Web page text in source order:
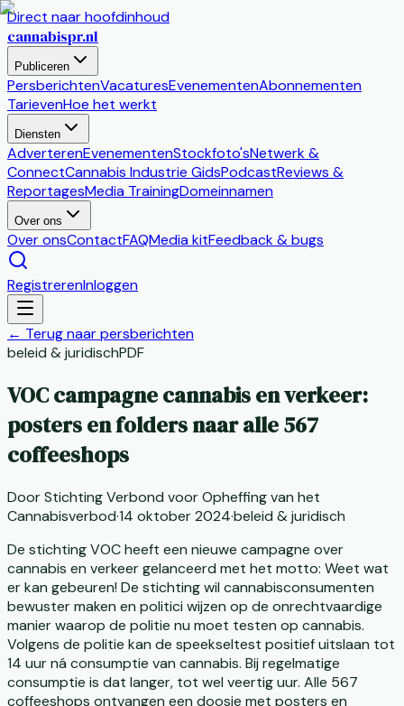
Direct naar hoofdinhoud
cannabispr.nl
Publiceren
PersberichtenVacaturesEvenementenAbonnementen
TarievenHoe het werkt
Diensten
AdverterenEvenementenStockfoto'sNetwerk &
ConnectCannabis Industrie GidsPodcastReviews &
ReportagesMedia TrainingDomeinnamen
Over ons
Over onsContactFAQMedia kitFeedback & bugs
RegistrerenInloggen
← Terug naar persberichten
beleid & juridischPDF
VOC campagne cannabis en verkeer:
posters en folders naar alle 567
coffeeshops
DoorStichting Verbond voor Opheffing van het
Cannabisverbod·14 oktober 2024·beleid & juridisch
De stichting VOC heeft een nieuwe campagne over
cannabis en verkeer gelanceerd met het motto: Weet wat
er kan gebeuren! De stichting wil cannabisconsumenten
bewuster maken en politici wijzen op de onrechtvaardige
manier waarop de politie nu moet testen op cannabis.
Volgens de politie kan de speekseltest positief uitslaan tot
14 uur ná consumptie van cannabis. Bij regelmatige
consumptie is dat langer, tot wel veertig uur. Alle 567
coffeeshops ontvangen een doosje met posters en